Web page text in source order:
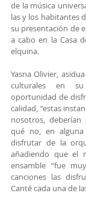
de la música
las y los habitantes
su presentación de
a cabo en la Casa
elquina.
Yasna Olivier,
culturales en
oportunidad de
calidad, “estas
nosotros,
qué no, en
disfrutar de la
añadiendo que el
ensamble “fue
canciones las
Canté cada una de